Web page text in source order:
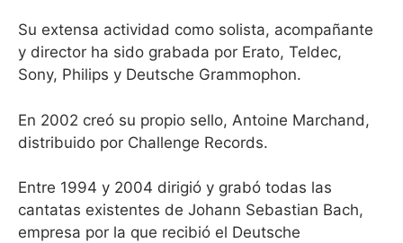
Su extensa actividad como solista, acompañante
y director ha sido grabada por Erato, Teldec,
Sony, Philips y Deutsche Grammophon.
En 2002 creó su propio sello, Antoine Marchand,
distribuido por Challenge Records.
Entre 1994 y 2004 dirigió y grabó todas las
cantatas existentes de Johann Sebastian Bach,
empresa por la que recibió el Deutsche